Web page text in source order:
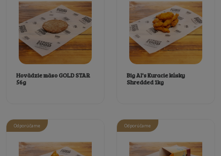
Hovädzie mäso GOLD STAR
56g
Big Al's Kuracie kúsky
Shredded 1kg
Odporúčame Odporúčame